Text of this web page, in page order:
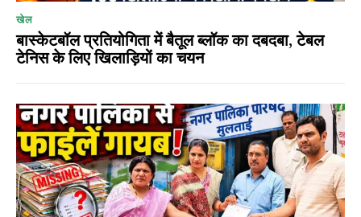
खेल
बास्केटबॉल प्रतियोगिता में बैतूल ब्लॉक का दबदबा, टेबल
टेनिस के लिए खिलाड़ियों का चयन